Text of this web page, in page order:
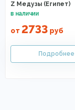
Z Медузы (Египет)
от 2733 руб